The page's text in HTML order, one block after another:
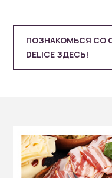
ПОЗНАКОМЬСЯ СО
DELICE ЗДЕСЬ!